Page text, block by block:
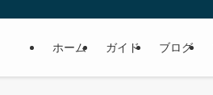
ホーム ガイド ブログ